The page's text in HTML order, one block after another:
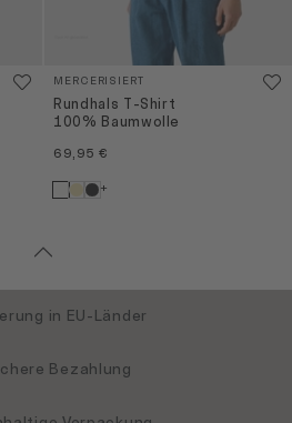
MERCERISIERT
Rundhals T-Shirt
100% Baumwolle
69,95 €
+
in EU-Länder
Bezahlung